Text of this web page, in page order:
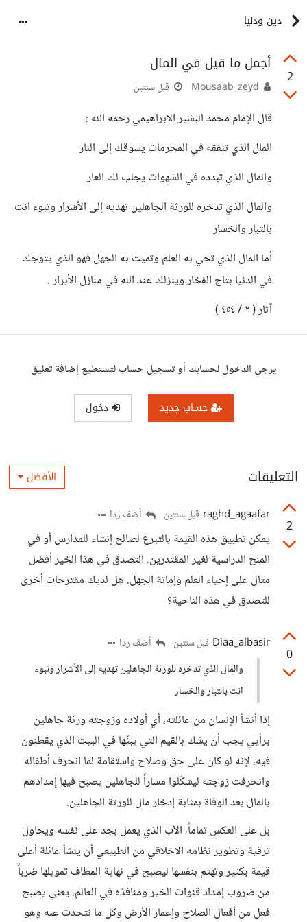
دين ودنيا
2
أجمل ما قيل في المال
قبل سنتين
قال الإمام محمد البشير الابراهيمي رحمه الله :
المال الذي تنفقه في المحرمات يسوقك إلى النار
والمال الذي تبدده في الشهوات يجلب لك العار
والمال الذي تدخره للورثة الجاهلين تهديه إلى الأشرار وتبوء انت
بالتبار والخسار
أما المال الذي تحي به العلم وتميت به الجهل فهو الذي يتوجك
في الدنيا بتاج الفخار وينزلك عند الله في منازل الأبرار .
آثار ( ٢ / ٤٥٤ )
يرجى الدخول لحسابك أو تسجيل حساب لتستطيع إضافة تعليق
حساب جديد دخول
التعليقات الأفضل
2
raghd_agaafar قبل سنتين أضف ردا
يمكن تطبيق هذه القيمة بالتبرع لصالح إنشاء للمدارس أو في
المنح الدراسية لغير المقتدرين. التصدق في هذا الخير أفضل
مثال على إحياء العلم وإماتة الجهل. هل لديك مقترحات أخرى
للتصدق في هذه الناحية؟
0
Diaa_albasir قبل سنتين
أضف ردا
والمال الذي تدخره للورثة الجاهلين تهديه إلى الأشرار وتبوء
انت بالتبار والخسار
إذا أنشأ الإنسان من عائلته، أي أولاده وزوجته ورثة جاهلين
برأيي يجب أن يشك بالقيم التي يبثّها في البيت الذي يقطنون
فيه، لإنه لو كان على حق وصلاح واستقامة لما انحرف أطفاله
وانحرفت زوجته ليشكّلوا مساراً للجاهلين يصبح فيها إمدادهم
بالمال بعد الوفاة بمثابة إدخار مال للورثة الجاهلين.
بل على العكس تماماً، الأب الذي يعمل بجد على نفسه ويحاول
ترقية وتطوير نظامه الاخلاقي من الطبيعي أن ينشأ عائلة أعلى
قيمة بكثير وتهتم بنفسها ليصبح في نهاية المطاف تمويلها ضرباً
من ضروب إمداد قنوات الخير ومنافذه في العالم، يعني يصبح
فعل من أفعال الصلاح وإعمار الأرض وكل ما نتحدث عنه وهو